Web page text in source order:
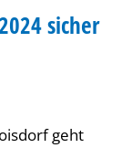
sicher
geht